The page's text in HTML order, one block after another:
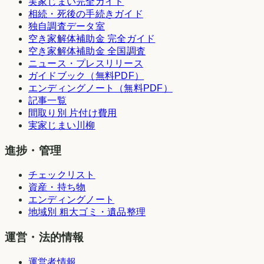
相続・死後の手続きガイド
独自調査データ室
空き家解体補助金 完全ガイド
空き家解体補助金 全国調査
ニュース・プレスリリース
ガイドブック（無料PDF）
エンディングノート（無料PDF）
記事一覧
間取り別 片付け費用
実家じまい川柳
進捗・管理
チェックリスト
資産・持ち物
エンディングノート
地域別 粗大ゴミ・遺品整理
運営・法的情報
運営者情報